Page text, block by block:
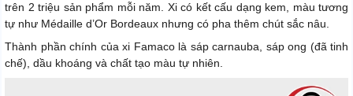
trên 2 triệu sản phẩm mỗi năm. Xi có kết cấu dạng kem, màu tương
tự như Médaille d’Or Bordeaux nhưng có pha thêm chút sắc nâu.
Thành phần chính của xi Famaco là sáp carnauba, sáp ong (đã tinh
chế), dầu khoáng và chất tạo màu tự nhiên.